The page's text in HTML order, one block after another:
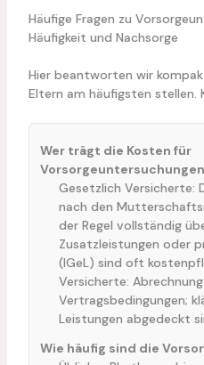
Häufige Fragen zu
Häufigkeit und Nachsorge
Hier beantworten wir
Eltern am häufigsten stellen.
Wer trägt die Kosten für
Gesetzlich Versicherte:
nach den
der Regel vollständig
Zusatzleistungen oder
(IGeL) sind oft
Versicherte:
Vertragsbedingungen;
Leistungen abgedeckt
Wie häufig sind die